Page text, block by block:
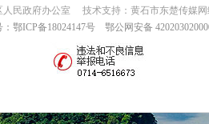
人民政府办公室 技术支持：黄石市东楚传媒网
鄂ICP备18024147号 鄂公网安备